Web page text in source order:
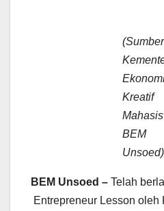
Kreatif
BEM
Unsoed)
BEM Unsoed – Telah
Entrepreneur Lesson oleh